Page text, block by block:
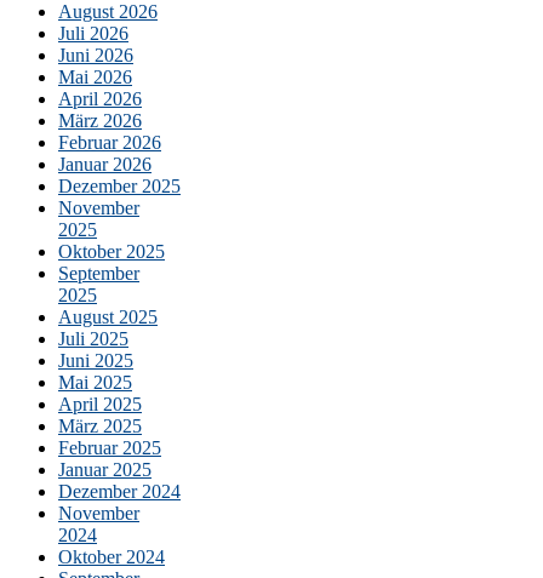
August 2026
Juli 2026
Juni 2026
Mai 2026
April 2026
März 2026
Februar 2026
Januar 2026
Dezember 2025
November
2025
Oktober 2025
September
2025
August 2025
Juli 2025
Juni 2025
Mai 2025
April 2025
März 2025
Februar 2025
Januar 2025
Dezember 2024
November
2024
Oktober 2024